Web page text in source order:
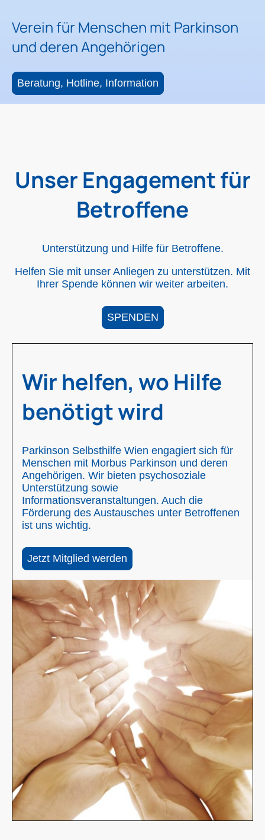
Verein für Menschen mit Parkinson
und deren Angehörigen
Beratung, Hotline, Information
Unser Engagement für
Betroffene
Unterstützung und Hilfe für Betroffene.
Helfen Sie mit unser Anliegen zu unterstützen. Mit
Ihrer Spende können wir weiter arbeiten.
SPENDEN
Wir helfen, wo Hilfe
benötigt wird
Parkinson Selbsthilfe Wien engagiert sich für
Menschen mit Morbus Parkinson und deren
Angehörigen. Wir bieten psychosoziale
Unterstützung sowie
Informationsveranstaltungen. Auch die
Förderung des Austausches unter Betroffenen
ist uns wichtig.
Jetzt Mitglied werden